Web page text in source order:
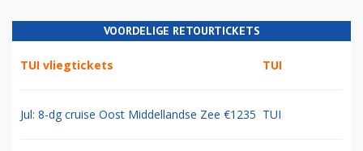
VOORDELIGE RETOURTICKETS
TUI vliegtickets TUI
Jul: 8-dg cruise Oost Middellandse Zee €1235 TUI